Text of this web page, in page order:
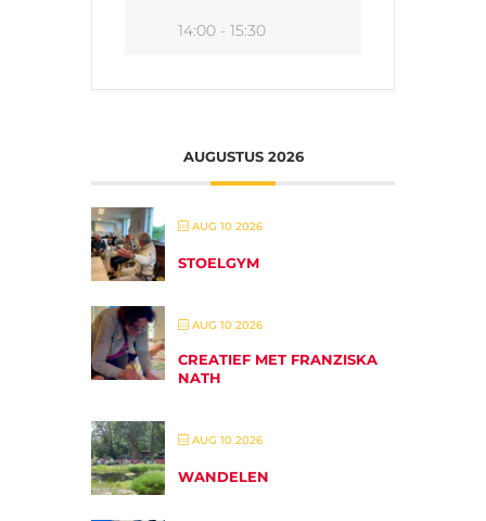
14:00 - 15:30
AUGUSTUS 2026
AUG 10 2026
STOELGYM
AUG 10 2026
CREATIEF MET FRANZISKA
NATH
AUG 10 2026
WANDELEN